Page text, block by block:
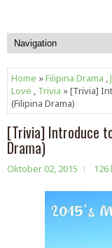
Home »Filipina Drama ,
Love , Trivia » [Trivia]
(Filipina Drama)
[Trivia] Introduce
Drama)
Oktober 02, 2015